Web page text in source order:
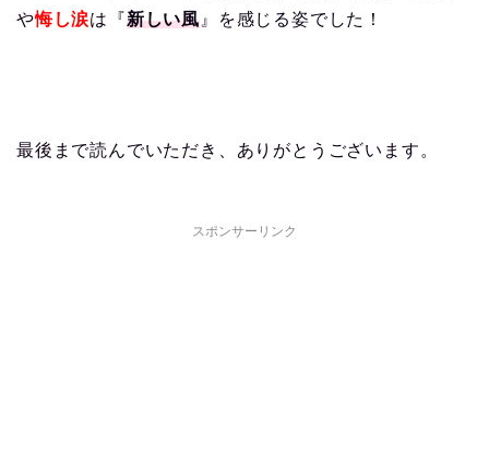
や悔し涙は『新しい風 』を感じる姿でした！
最後まで読んでいただき、ありがとうございます。
スポンサーリンク